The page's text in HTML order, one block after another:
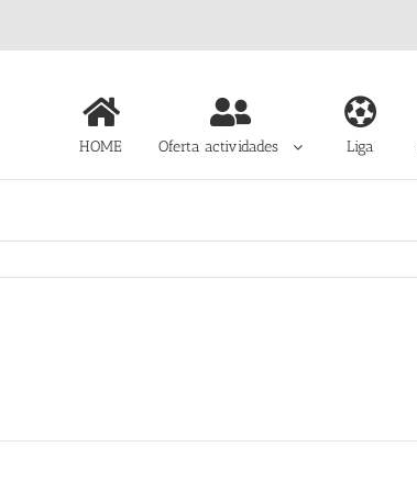
HOME Oferta actividades Liga